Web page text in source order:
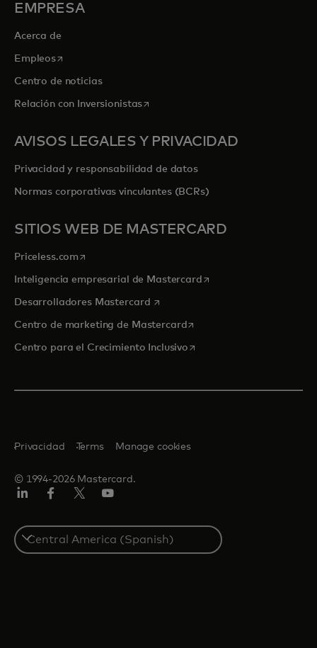
EMPRESA
Acerca de
Empleosse abre en una pestaña nueva
Centro de noticias
Relación con Inversionistasse abre en una pestaña nueva
AVISOS LEGALES Y PRIVACIDAD
Privacidad y responsabilidad de datos
Normas corporativas vinculantes (BCRs)
SITIOS WEB DE MASTERCARD
Priceless.com se abre en una pestaña nueva
Inteligencia empresarial de Mastercardse abre en una pestaña
Desarrolladores Mastercard se abre en una pestaña nueva
Centro de marketing de Mastercardse abre en una pestaña
Centro para el Crecimiento Inclusivose abre en una pestaña
© 1994-2026 Mastercard.
Privacidad Terms Manage cookies
Select
a
country